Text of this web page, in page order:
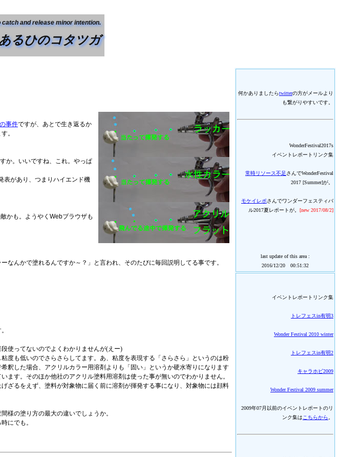
catch and release minor intention.
るひのコタツガ
事件ですが、あとで生き返るか
。
か。いいですね、これ。やっぱ
表があり、つまりハイエンド機
かも。ようやくWebブラウザも
んかで塗れるんですか～？」と言われ、そのたびに毎回説明してる事です。
使ってないのでよくわかりませんが(えー)
度も低いのでさらさらしてます。あ、粘度を表現する「さらさら」というのは粉
釈した場合、アクリルカラー用溶剤よりも「固い」というか硬水寄りになります
す。そのほか他社のアクリル塗料用溶剤は使った事が無いのでわかりません。
ざるをえず、塗料が対象物に届く前に溶剤が揮発する事になり、対象物には顔料
様の塗り方の最大の違いでしょうか。
にでも。
何かありましたらtwitterの方がメールより
も繋がりやすいです。
WonderFestival2017s
イベントレポートリンク集
常時リソース不足さんでWonderFestival
2017 [Summer]が。
モケイレポさんでワンダーフェスティバ
ル2017夏レポートが。 [new 2017/08/2]
last update of this area :
2016/12/20 00:51:32
イベントレポートリンク集
トレフェスin有明3
Wonder Festival 2010 winter
トレフェスin有明2
キャラホビ2009
Wonder Festival 2009 summer
2009年07月以前のイベントレポートのリ
ンク集は こちらから